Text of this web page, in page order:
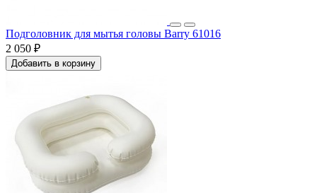
Подголовник для мытья головы Barry 61016
2 050 ₽
Добавить в корзину